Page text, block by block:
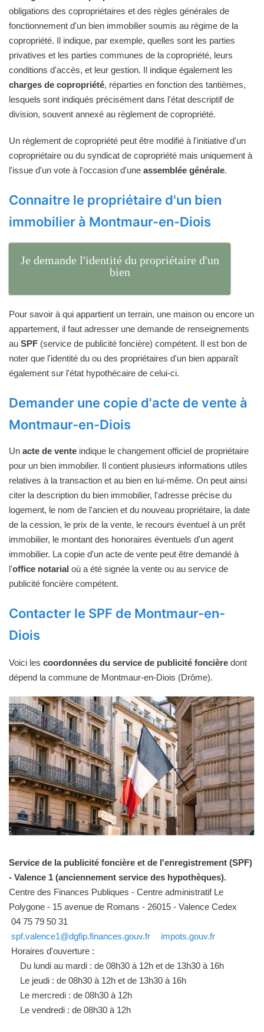
obligations des copropriétaires et des règles générales de
fonctionnement d'un bien immobilier soumis au régime de la
copropriété. Il indique, par exemple, quelles sont les parties
privatives et les parties communes de la copropriété, leurs
conditions d'accès, et leur gestion. Il indique également les
charges de copropriété, réparties en fonction des tantièmes,
lesquels sont indiqués précisément dans l'état descriptif de
division, souvent annexé au règlement de copropriété.
Un règlement de copropriété peut être modifié à l'initiative d'un
copropriétaire ou du syndicat de copropriété mais uniquement à
l'issue d'un vote à l'occasion d'une assemblée générale.
Connaitre le propriétaire d'un bien
immobilier à Montmaur-en-Diois
Je demande l'identité du propriétaire d'un
bien
Pour savoir à qui appartient un terrain, une maison ou encore un
appartement, il faut adresser une demande de renseignements
au SPF (service de publicité foncière) compétent. Il est bon de
noter que l'identité du ou des propriétaires d'un bien apparaît
également sur l'état hypothécaire de celui-ci.
Demander une copie d'acte de vente à
Montmaur-en-Diois
Un acte de vente indique le changement officiel de propriétaire
pour un bien immobilier. Il contient plusieurs informations utiles
relatives à la transaction et au bien en lui-même. On peut ainsi
citer la description du bien immobilier, l'adresse précise du
logement, le nom de l'ancien et du nouveau propriétaire, la date
de la cession, le prix de la vente, le recours éventuel à un prêt
immobilier, le montant des honoraires éventuels d'un agent
immobilier. La copie d'un acte de vente peut être demandé à
l'office notarial où a été signée la vente ou au service de
publicité foncière compétent.
Contacter le SPF de Montmaur-en-
Diois
Voici les coordonnées du service de publicité foncière dont
dépend la commune de Montmaur-en-Diois (Drôme).
Service de la publicité foncière et de l'enregistrement (SPF)
- Valence 1 (anciennement service des hypothèques).
Centre des Finances Publiques - Centre administratif Le
Polygone - 15 avenue de Romans - 26015 - Valence Cedex
04 75 79 50 31
spf.valence1@dgfip.finances.gouv.fr
impots.gouv.fr
Horaires d'ouverture :
Du lundi au mardi : de 08h30 à 12h et de 13h30 à 16h
Le jeudi : de 08h30 à 12h et de 13h30 à 16h
Le mercredi : de 08h30 à 12h
Le vendredi : de 08h30 à 12h